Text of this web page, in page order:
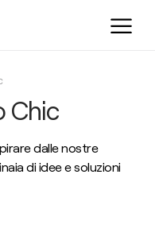
Chic
dalle nostre
di idee e soluzioni